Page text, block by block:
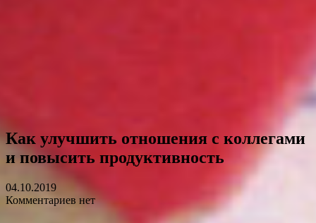
Как улучшить отношения с коллегами
и повысить продуктивность
04.10.2019
Комментариев нет